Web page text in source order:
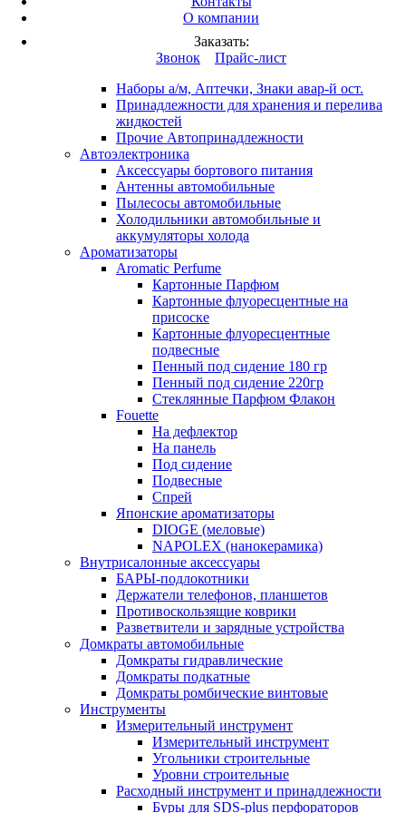
О компании
Заказать:
Звонок
Прайс-лист
Это разработка
Наборы а/м, Аптечки, Знаки авар-й ост.
Принадлежности для хранения и перелива
жидкостей
Прочие Автопринадлежности
Автоэлектроника
Аксессуары бортового питания
Антенны автомобильные
Пылесосы автомобильные
Холодильники автомобильные и
аккумуляторы холода
Ароматизаторы
Aromatic Perfume
Картонные Парфюм
Картонные флуоресцентные на
присоске
Картонные флуоресцентные
подвесные
Пенный под сидение 180 гр
Пенный под сидение 220гр
Стеклянные Парфюм Флакон
Fouette
На дефлектор
На панель
Под сидение
Подвесные
Спрей
Японские ароматизаторы
DIOGE (меловые)
NAPOLEX (нанокерамика)
Внутрисалонные аксессуары
БАРЫ-подлокотники
Держатели телефонов, планшетов
Противоскользящие коврики
Разветвители и зарядные устройства
Домкраты автомобильные
Домкраты гидравлические
Домкраты подкатные
Домкраты ромбические винтовые
Инструменты
Измерительный инструмент
Измерительный инструмент
Угольники строительные
Уровни строительные
Расходный инструмент и принадлежности
Буры для SDS-plus перфораторов